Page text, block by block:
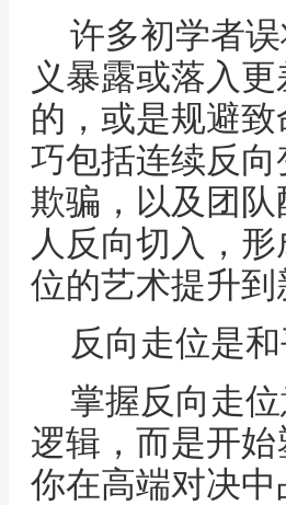
许多初学者
义暴露或落入
的，或是规避
巧包括连续反
欺骗，以及团
人反向切入，
位的艺术提升到
反向走位是
掌握反向走
逻辑，而是开
你在高端对决